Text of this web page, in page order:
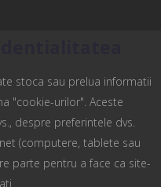
stoca sau prelua informatii
"cookie-urilor". Aceste
despre preferintele dvs.
(computere, tablete sau
parte pentru a face ca site-